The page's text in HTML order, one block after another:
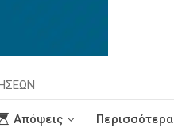
Απόψεις Περισσότερα